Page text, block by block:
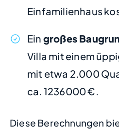
Einfamilienhaus
Ein großes
Villa mit einem
mit etwa 2.000
ca. 1236000 €.
Diese Berechnungen